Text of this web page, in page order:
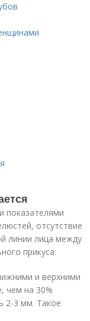
показателями
отсутствие
линии лица между
прикуса:
и верхними
чем на 30%
2-3 мм. Такое